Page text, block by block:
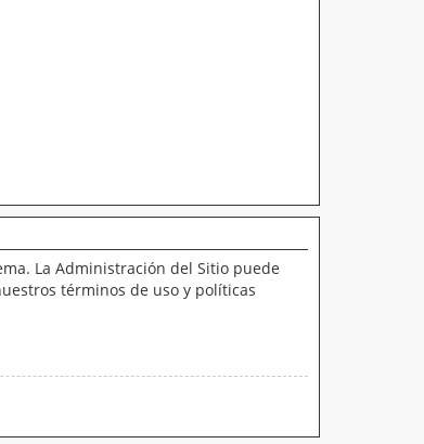
La Administración del Sitio puede
términos de uso y políticas